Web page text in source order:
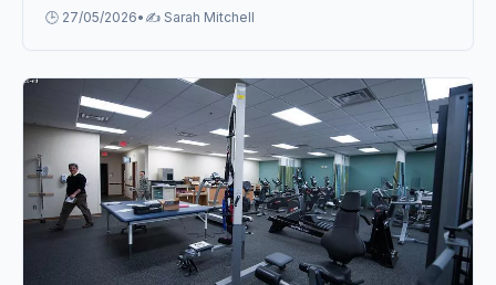
chuyên gia.
🕒 27/05/2026• ✍️ Sarah Mitchell